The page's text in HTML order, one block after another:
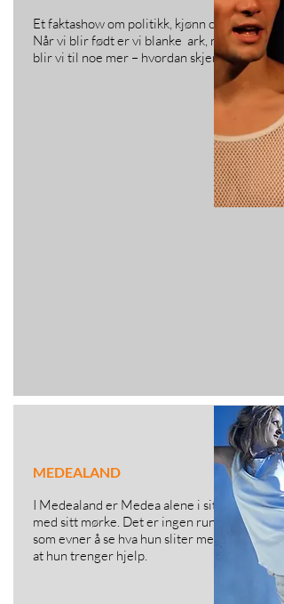
Et faktashow om politikk, kjønn og historie.
Når vi blir født er vi blanke ark, men raskt
blir vi til noe mer – hvordan skjer det?
MEDEALAND
I Medealand er Medea alene i sitt mørke,
med sitt mørke. Det er ingen rundt henne
som evner å se hva hun sliter med, som ser
at hun trenger hjelp.